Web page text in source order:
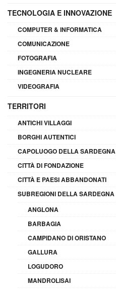
TECNOLOGIA E INNOVAZIONE
COMPUTER & INFORMATICA
COMUNICAZIONE
FOTOGRAFIA
INGEGNERIA NUCLEARE
VIDEOGRAFIA
TERRITORI
ANTICHI VILLAGGI
BORGHI AUTENTICI
CAPOLUOGO DELLA SARDEGNA
CITTÀ DI FONDAZIONE
CITTÀ E PAESI ABBANDONATI
SUBREGIONI DELLA SARDEGNA
ANGLONA
BARBAGIA
CAMPIDANO DI ORISTANO
GALLURA
LOGUDORO
MANDROLISAI